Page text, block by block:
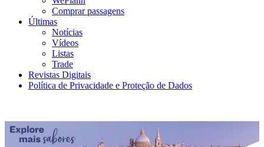
Comprar passagens
Últimas
Notícias
Vídeos
Listas
Trade
Revistas Digitais
Política de Privacidade e Proteção de Dados